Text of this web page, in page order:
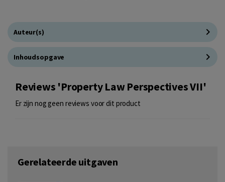
Auteur(s)
Inhoudsopgave
Reviews 'Property Law Perspectives VII'
Er zijn nog geen reviews voor dit product
Gerelateerde uitgaven